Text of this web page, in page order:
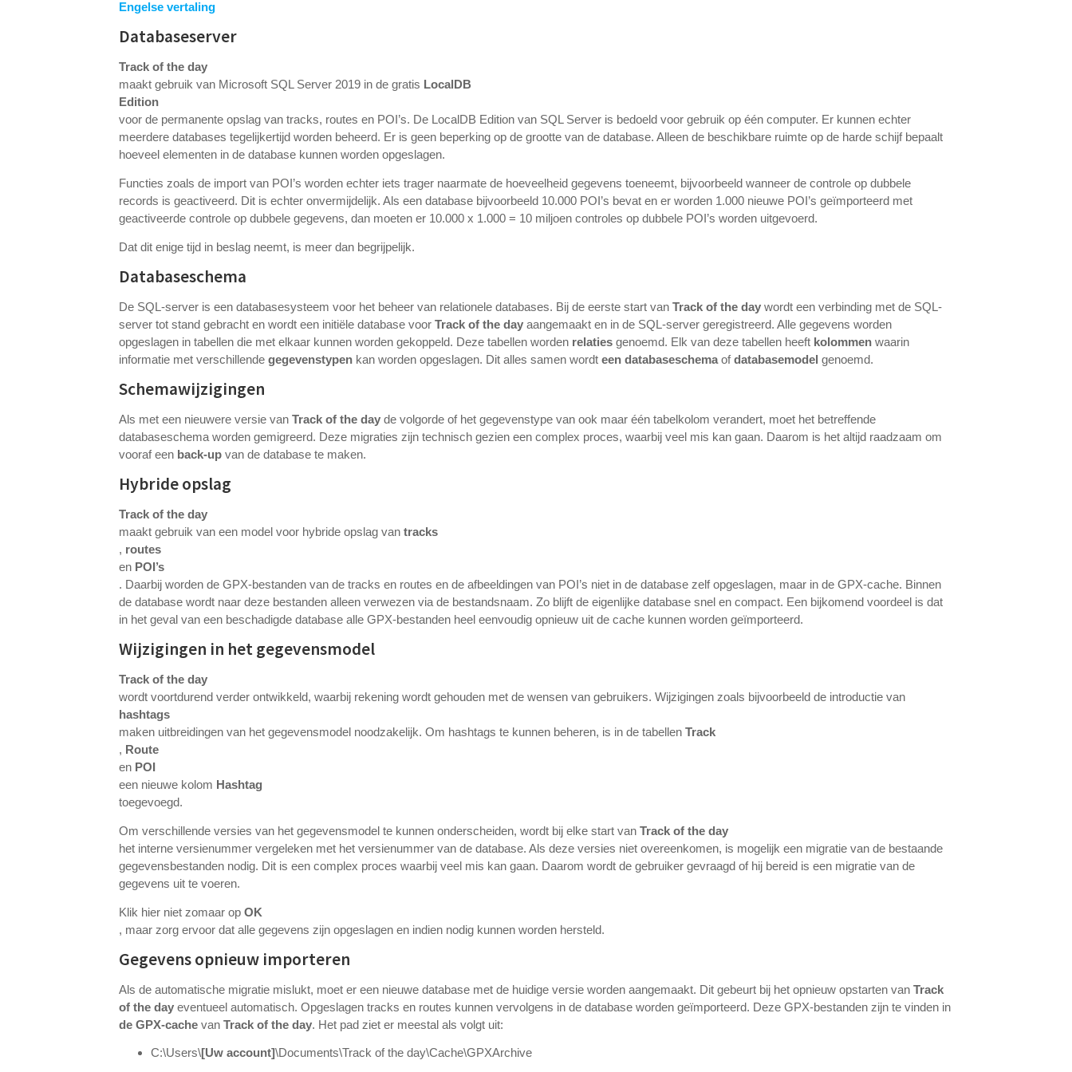
Engelse vertaling
Databaseserver
Track of the day
maakt gebruik van Microsoft SQL Server 2019 in de gratis LocalDB
Edition
voor de permanente opslag van tracks, routes en POI’s. De LocalDB Edition van SQL Server is bedoeld voor gebruik op één computer. Er kunnen echter
meerdere databases tegelijkertijd worden beheerd. Er is geen beperking op de grootte van de database. Alleen de beschikbare ruimte op de harde schijf bepaalt
hoeveel elementen in de database kunnen worden opgeslagen.
Functies zoals de import van POI’s worden echter iets trager naarmate de hoeveelheid gegevens toeneemt, bijvoorbeeld wanneer de controle op dubbele
records is geactiveerd. Dit is echter onvermijdelijk. Als een database bijvoorbeeld 10.000 POI’s bevat en er worden 1.000 nieuwe POI’s geïmporteerd met
geactiveerde controle op dubbele gegevens, dan moeten er 10.000 x 1.000 = 10 miljoen controles op dubbele POI’s worden uitgevoerd.
Dat dit enige tijd in beslag neemt, is meer dan begrijpelijk.
Databaseschema
De SQL-server is een databasesysteem voor het beheer van relationele databases. Bij de eerste start vanTrack of the day wordt een verbinding met de SQL-
server tot stand gebracht en wordt een initiële database voorTrack of the day aangemaakt en in de SQL-server geregistreerd. Alle gegevens worden
opgeslagen in tabellen die met elkaar kunnen worden gekoppeld. Deze tabellen worden relaties genoemd. Elk van deze tabellen heeft kolommen waarin
informatie met verschillendegegevenstypen kan worden opgeslagen. Dit alles samen wordteen databaseschema ofdatabasemodel genoemd.
Schemawijzigingen
Als met een nieuwere versie vanTrack of the day de volgorde of het gegevenstype van ook maar één tabelkolom verandert, moet het betreffende
databaseschema worden gemigreerd. Deze migraties zijn technisch gezien een complex proces, waarbij veel mis kan gaan. Daarom is het altijd raadzaam om
vooraf een back-up van de database te maken.
Hybride opslag
Track of the day
maakt gebruik van een model voor hybride opslag vantracks
, routes
en POI’s
. Daarbij worden de GPX-bestanden van de tracks en routes en de afbeeldingen van POI’s niet in de database zelf opgeslagen, maar in de GPX-cache. Binnen
de database wordt naar deze bestanden alleen verwezen via de bestandsnaam. Zo blijft de eigenlijke database snel en compact. Een bijkomend voordeel is dat
in het geval van een beschadigde database alle GPX-bestanden heel eenvoudig opnieuw uit de cache kunnen worden geïmporteerd.
Wijzigingen in het gegevensmodel
Track of the day
wordt voortdurend verder ontwikkeld, waarbij rekening wordt gehouden met de wensen van gebruikers. Wijzigingen zoals bijvoorbeeld de introductie van
hashtags
maken uitbreidingen van het gegevensmodel noodzakelijk. Om hashtags te kunnen beheren, is in de tabellenTrack
, Route
en POI
een nieuwe kolom Hashtag
toegevoegd.
Om verschillende versies van het gegevensmodel te kunnen onderscheiden, wordt bij elke start vanTrack of the day
het interne versienummer vergeleken met het versienummer van de database. Als deze versies niet overeenkomen, is mogelijk een migratie van de bestaande
gegevensbestanden nodig. Dit is een complex proces waarbij veel mis kan gaan. Daarom wordt de gebruiker gevraagd of hij bereid is een migratie van de
gegevens uit te voeren.
Klik hier niet zomaar opOK
, maar zorg ervoor dat alle gegevens zijn opgeslagen en indien nodig kunnen worden hersteld.
Gegevens opnieuw importeren
Als de automatische migratie mislukt, moet er een nieuwe database met de huidige versie worden aangemaakt. Dit gebeurt bij het opnieuw opstarten vanTrack
of the day eventueel automatisch. Opgeslagen tracks en routes kunnen vervolgens in de database worden geïmporteerd. Deze GPX-bestanden zijn te vinden in
de GPX-cache vanTrack of the day. Het pad ziet er meestal als volgt uit:
C:\Users\[Uw account]\Documents\Track of the day\Cache\GPXArchive